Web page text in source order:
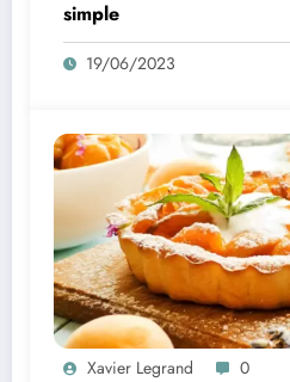
simple
19/06/2023
Xavier Legrand 0